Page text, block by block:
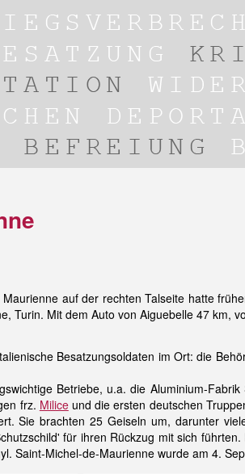
auf der rechten Talseite hatte
Turin. Mit dem Auto von Aiguebelle 47 km,
Besatzungsoldaten im Ort: die
Betriebe, u.a. die Aluminium-
frz. Miliceund die ersten deutschen
Sie brachten 25 Geiseln um, darunter
für ihren Rückzug mit sich
Saint-Michel-de-Maurienne wurde am 4.